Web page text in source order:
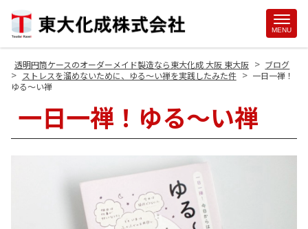
MENU
透明円筒ケースのオーダーメイド製造なら東大化成 大阪 東大阪 > ブログ
> ストレスを溜めないために、ゆる～い禅を実践したみた件 > 一日一禅！
ゆる〜い禅
一日一禅！ゆる〜い禅
Site
Footer